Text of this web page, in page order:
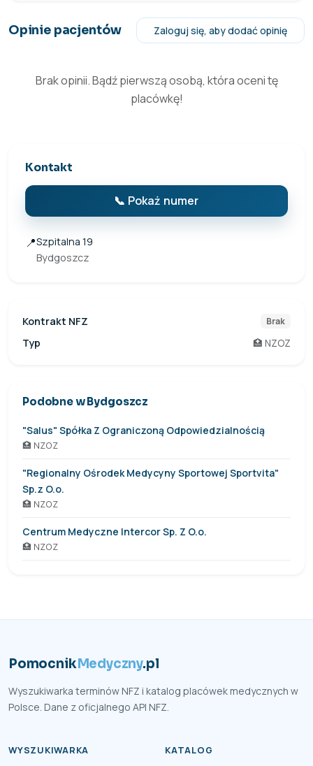
Opinie pacjentów Zaloguj się, aby dodać opinię
Brak opinii. Bądź pierwszą osobą, która oceni tę
placówkę!
Kontakt
📞 Pokaż numer
📍Szpitalna 19
Bydgoszcz
Kontrakt NFZ Brak
Typ 🏥 NZOZ
Podobne w Bydgoszcz
"Salus" Spółka Z Ograniczoną Odpowiedzialnością
🏥 NZOZ
"Regionalny Ośrodek Medycyny Sportowej Sportvita"
Sp.z O.o.
🏥 NZOZ
Centrum Medyczne Intercor Sp. Z O.o.
🏥 NZOZ
PomocnikMedyczny.pl
Wyszukiwarka terminów NFZ i katalog placówek medycznych w
Polsce. Dane z oficjalnego API NFZ.
WYSZUKIWARKA KATALOG